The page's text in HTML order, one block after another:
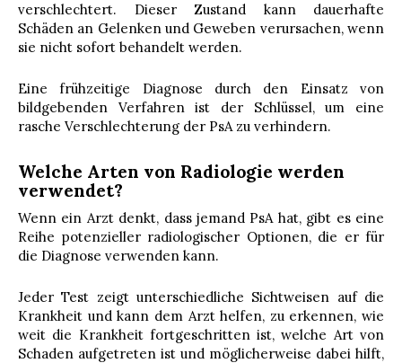
verschlechtert. Dieser Zustand kann dauerhafte
Schäden an Gelenken und Geweben verursachen, wenn
sie nicht sofort behandelt werden.
Eine frühzeitige Diagnose durch den Einsatz von
bildgebenden Verfahren ist der Schlüssel, um eine
rasche Verschlechterung der PsA zu verhindern.
Welche Arten von Radiologie werden
verwendet?
Wenn ein Arzt denkt, dass jemand PsA hat, gibt es eine
Reihe potenzieller radiologischer Optionen, die er für
die Diagnose verwenden kann.
Jeder Test zeigt unterschiedliche Sichtweisen auf die
Krankheit und kann dem Arzt helfen, zu erkennen, wie
weit die Krankheit fortgeschritten ist, welche Art von
Schaden aufgetreten ist und möglicherweise dabei hilft,